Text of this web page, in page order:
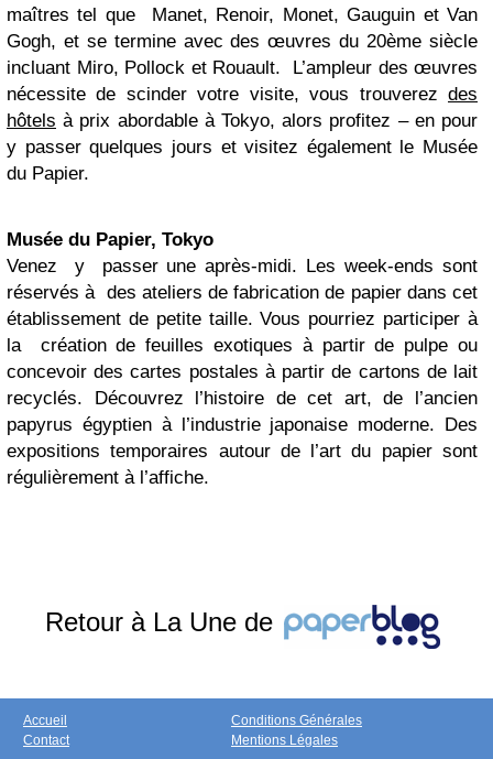
maîtres tel que Manet, Renoir, Monet, Gauguin et Van
Gogh, et se termine avec des œuvres du 20ème siècle
incluant Miro, Pollock et Rouault. L’ampleur des œuvres
nécessite de scinder votre visite, vous trouverez des
hôtels à prix abordable à Tokyo, alors profitez – en pour
y passer quelques jours et visitez également le Musée
du Papier.
Musée du Papier, Tokyo
Venez y passer une après-midi. Les week-ends sont
réservés à des ateliers de fabrication de papier dans cet
établissement de petite taille. Vous pourriez participer à
la création de feuilles exotiques à partir de pulpe ou
concevoir des cartes postales à partir de cartons de lait
recyclés. Découvrez l’histoire de cet art, de l’ancien
papyrus égyptien à l’industrie japonaise moderne. Des
expositions temporaires autour de l’art du papier sont
régulièrement à l’affiche.
Retour à La Une de
Accueil
Contact
Conditions Générales
Mentions Légales